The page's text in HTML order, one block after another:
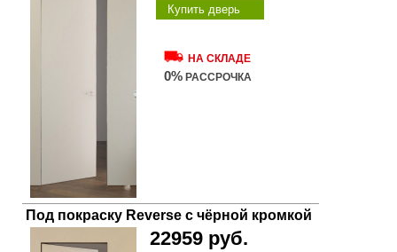
Купить дверь
НА СКЛАДЕ
0% РАССРОЧКА
Под покраску Reverse с чёрной кромкой
22959 руб.